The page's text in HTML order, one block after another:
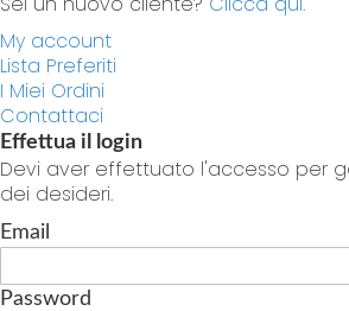
My account
Lista Preferiti
I Miei Ordini
Contattaci
Effettua il login
Devi aver effettuato l'accesso per
dei desideri.
Email
Password